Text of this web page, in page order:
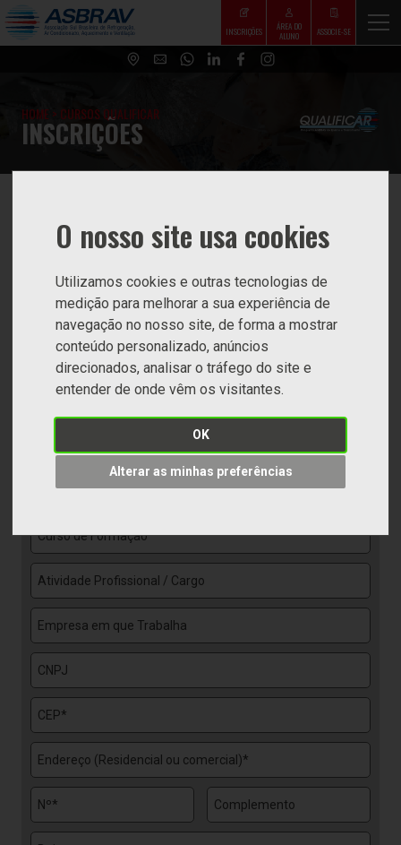
O nosso site usa cookies
Utilizamos cookies e outras tecnologias de
medição para melhorar a sua experiência de
navegação no nosso site, de forma a mostrar
conteúdo personalizado, anúncios
direcionados, analisar o tráfego do site e
entender de onde vêm os visitantes.
OK
Alterar as minhas preferências
INSCRIÇÕES ÁREA DO
ALUNO ASSOCIE-SE
HOME > CURSOS QUALIFICAR
INSCRIÇÕES
FICHA PARA RESERVA DE VAGA NA
PRÓXIMA EDIÇÃO